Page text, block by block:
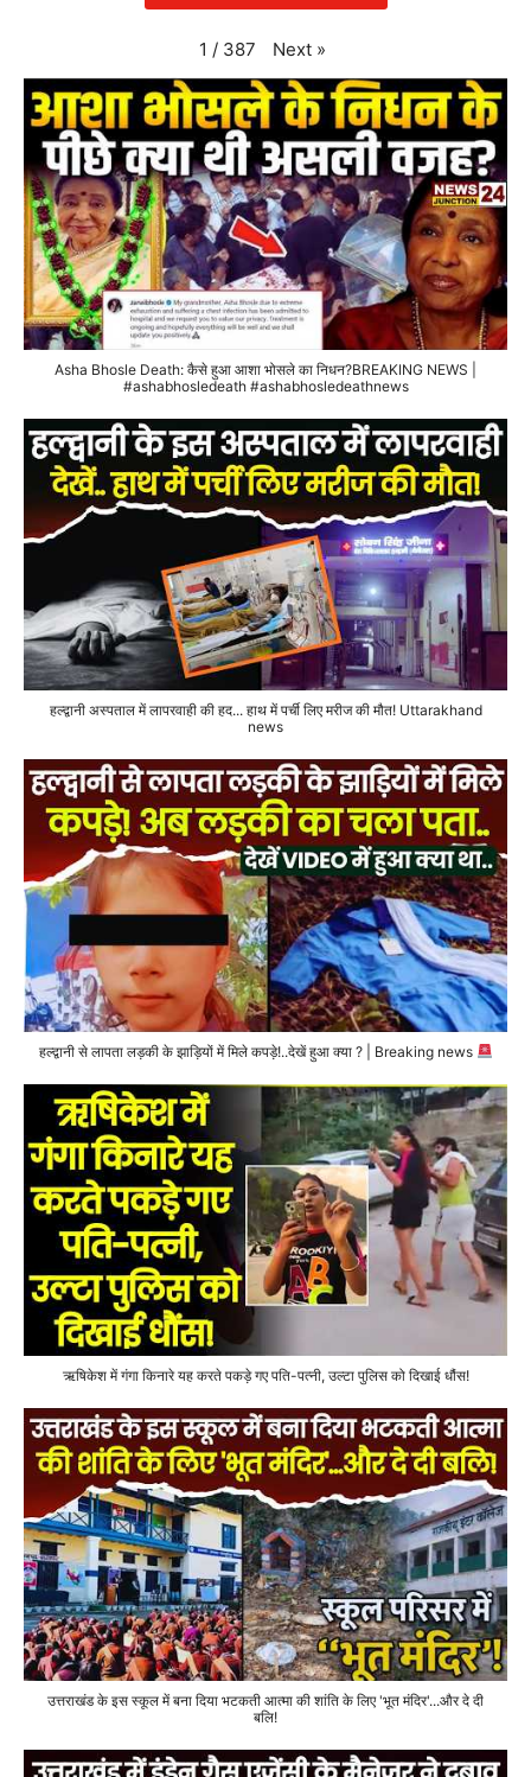
1 / 387 Next »
Asha Bhosle Death: कैसे हुआ आशा भोसले का निधन?BREAKING NEWS |
#ashabhosledeath #ashabhosledeathnews
हल्द्वानी अस्पताल में लापरवाही की हद... हाथ में पर्ची लिए मरीज की मौत! Uttarakhand
news
हल्द्वानी से लापता लड़की के झाड़ियों में मिले कपड़े!..देखें हुआ क्या ? | Breaking news
ऋषिकेश में गंगा किनारे यह करते पकड़े गए पति-पत्नी, उल्टा पुलिस को दिखाई धौंस!
उत्तराखंड के इस स्कूल में बना दिया भटकती आत्मा की शांति के लिए 'भूत मंदिर'...और दे दी
बलि!